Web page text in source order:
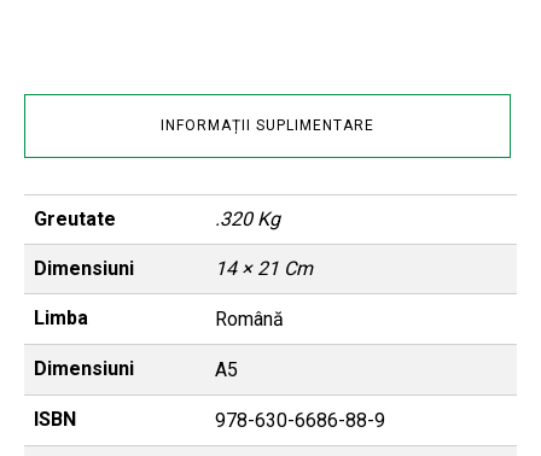
INFORMAȚII SUPLIMENTARE
Greutate .320 Kg
Dimensiuni 14 × 21 Cm
Limba Română
Dimensiuni A5
ISBN 978-630-6686-88-9